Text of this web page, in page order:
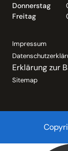
Donnerstag
Freitag
Impressum
Erklärung zur
Sitemap